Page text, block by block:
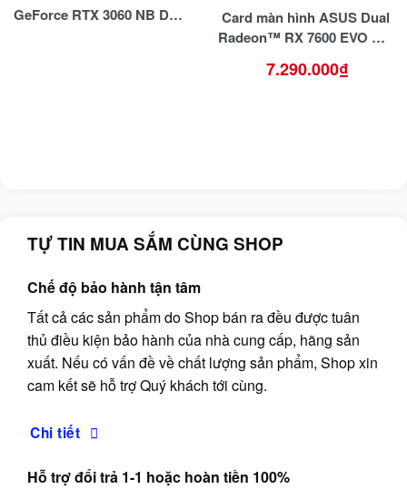
GeForce RTX 3060 NB DUO
Card màn hình ASUS Dual
Radeon™ RX 7600 EVO OC
7.290.000₫
TỰ TIN MUA SẮM CÙNG SHOP
Chế độ bảo hành tận tâm
Tất cả các sản phẩm do Shop bán ra đều được tuân
thủ điều kiện bảo hành của nhà cung cấp, hãng sản
xuất. Nếu có vấn đề về chất lượng sản phẩm, Shop xin
cam kết sẽ hỗ trợ Quý khách tới cùng.
Chi tiết
Hỗ trợ đổi trả 1-1 hoặc hoàn tiền 100%